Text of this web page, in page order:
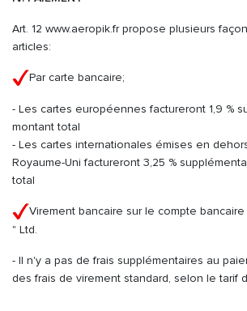
Art. 12 www.aeropik.fr propose plusieurs
articles:
Par carte bancaire;
- Les cartes européennes factureront 1,9 %
montant total
- Les cartes internationales émises en
Royaume-Uni factureront 3,25 %
total
Virement bancaire sur le compte bancaire
" Ltd.
- Il n'y a pas de frais supplémentaires au
des frais de virement standard, selon le tarif